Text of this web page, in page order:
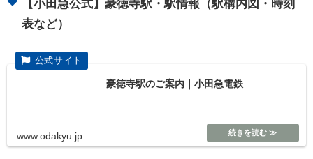
【小田急公式】豪徳寺駅・駅情報（駅構内図・時刻
表など）
豪徳寺駅のご案内｜小田急電鉄
www.odakyu.jp